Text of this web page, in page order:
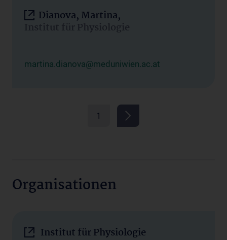
Dianova, Martina,
Institut für Physiologie
martina.dianova@meduniwien.ac.at
1
Organisationen
Institut für Physiologie